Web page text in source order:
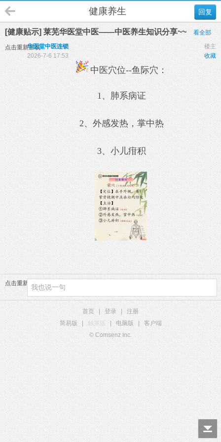
回复
健康养生
[健康贴示] 莱芜华医堂中医——中医养生知识分享~~ 看全部
点击重新加载 楼主
华医堂中医连锁
收藏
2026-7-6 17:53
中医穴位--鱼际穴：
1、肺系病证
2、外感发热，掌中热
3、小儿疳积
点击重新加载
首页 登录
注册
简易版
触屏版 电脑版
客户端
© Comsenz Inc.